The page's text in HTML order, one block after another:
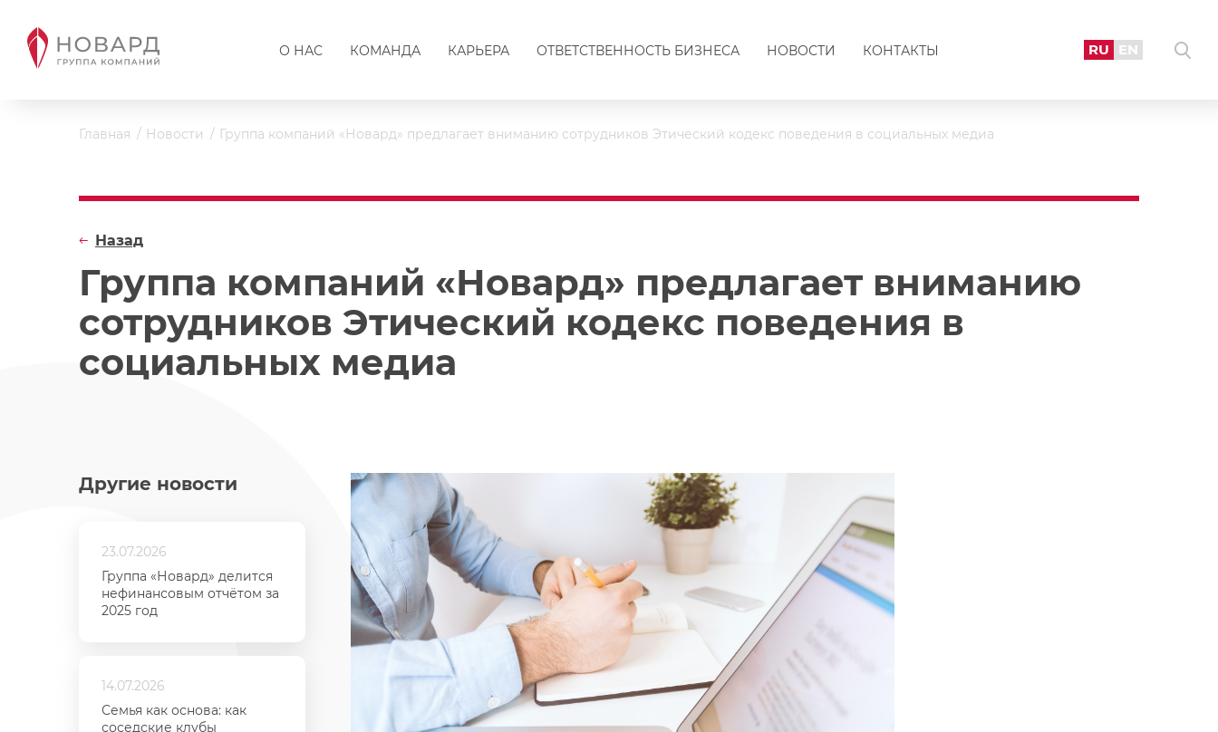
О НАС КОМАНДА КАРЬЕРА ОТВЕТСТВЕННОСТЬ БИЗНЕСА НОВОСТИ КОНТАКТЫ RU EN
Главная Новости Группа компаний «Новард» предлагает вниманию сотрудников Этический кодекс поведения в социальных медиа
Группа компаний «Новард» предлагает вниманию
сотрудников Этический кодекс поведения в
социальных медиа
Назад
Другие новости
23.07.2026
Группа «Новард» делится
нефинансовым отчётом за
2025 год
14.07.2026
Семья как основа: как
соседские клубы